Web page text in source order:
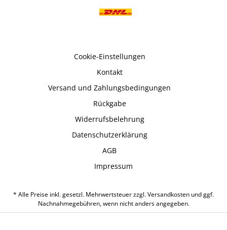
Cookie-Einstellungen
Kontakt
Versand und Zahlungsbedingungen
Rückgabe
Widerrufsbelehrung
Datenschutzerklärung
AGB
Impressum
* Alle Preise inkl. gesetzl. Mehrwertsteuer zzgl.Versandkosten und ggf.
Nachnahmegebühren, wenn nicht anders angegeben.